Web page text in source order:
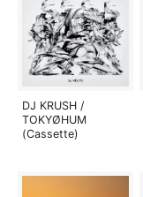
DJ KRUSH /
TOKYØHUM
(Cassette)